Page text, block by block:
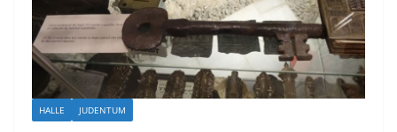
HALLE JUDENTUM